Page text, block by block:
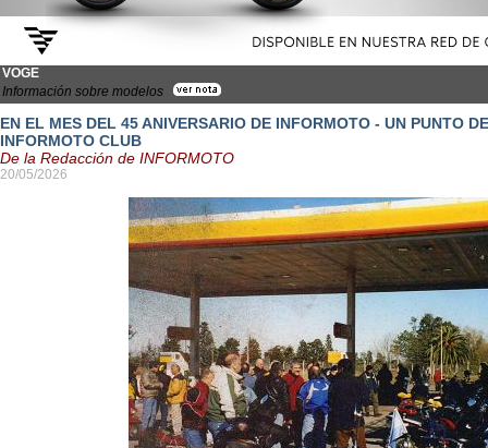
VOGE
Información sobre modelos
EN EL MES DEL 45 ANIVERSARIO DE INFORMOTO - UN PUNTO
INFORMOTO CLUB
De la Redacción de INFORMOTO
20/05/2026